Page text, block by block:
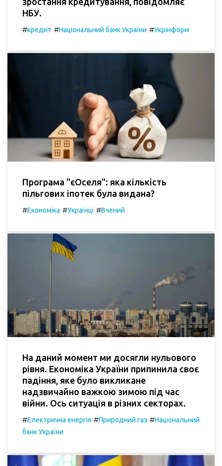
НБУ.
#кредит #Національний банк України #Укрінформ
Програма "єОселя": яка кількість
пільгових іпотек була видана?
#Економіка #Українці #Вчений
На даний момент ми досягли нульового
рівня. Економіка України припинила своє
падіння, яке було викликане
надзвичайно важкою зимою під час
війни. Ось ситуація в різних секторах.
#Електрична енергія #Природний газ #Національний
банк України